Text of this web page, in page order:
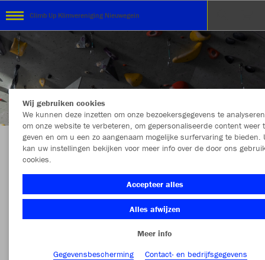
Climb Up Klimvereniging Nieuwegein
Teamshop Climb Up
Maat
Wij gebruiken cookies
We kunnen deze inzetten om onze bezoekersgegevens te
om onze website te verbeteren, om gepersonaliseerde content weer
geven en om u een zo aangenaam mogelijke surfervaring te bieden.
kan uw instellingen bekijken voor meer info over de door ons
cookies.
Accepteer alles
Alles afwijzen
Meer info
Gegevensbescherming
Contact- en bedrijfsgegevens